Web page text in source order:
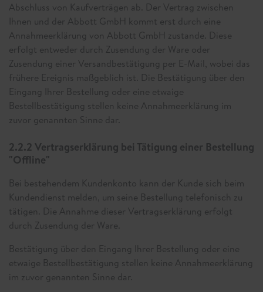
Abschluss von Kaufverträgen ab. Der Vertrag zwischen
Ihnen und der Abbott GmbH kommt erst durch eine
Annahmeerklärung von Abbott GmbH zustande. Diese
erfolgt entweder durch Zusendung der Ware oder
Zusendung einer Versandbestätigung per E-Mail, wobei das
frühere Ereignis maßgeblich ist. Die Bestätigung über den
Eingang Ihrer Bestellung oder eine etwaige
Bestellbestätigung stellen keine Annahmeerklärung im
zuvor genannten Sinne dar.
2.2.2 Vertragserklärung bei Tätigung einer Bestellung
"Offline"
Bei bestehendem Kundenkonto kann der Kunde sich beim
Kundendienst melden, um seine Bestellung telefonisch zu
tätigen. Die Annahme dieser Vertragserklärung erfolgt
durch Zusendung der Ware.
Bestätigung über den Eingang Ihrer Bestellung oder eine
etwaige Bestellbestätigung stellen keine Annahmeerklärung
im zuvor genannten Sinne dar.